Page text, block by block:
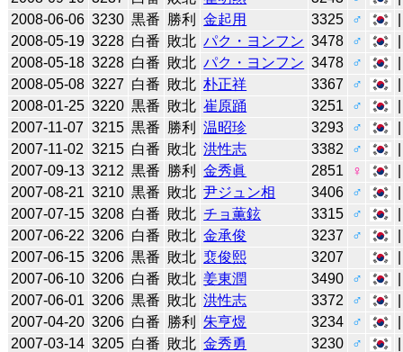
2008-06-06 3230 黒番 勝利 金起用 3325 ♂
2008-05-19 3228 白番 敗北 パク・ヨンフン 3478 ♂
2008-05-18 3228 白番 敗北 パク・ヨンフン 3478 ♂
2008-05-08 3227 白番 敗北 朴正祥 3367 ♂
2008-01-25 3220 黒番 敗北 崔原踊 3251 ♂
2007-11-07 3215 黒番 勝利 温昭珍 3293 ♂
2007-11-02 3215 白番 敗北 洪性志 3382 ♂
2007-09-13 3212 黒番 勝利 金秀眞 2851 ♀
2007-08-21 3210 黒番 敗北 尹ジュン相 3406 ♂
2007-07-15 3208 白番 敗北 チョ薫鉉 3315 ♂
2007-06-22 3206 白番 敗北 金承俊 3237 ♂
2007-06-15 3206 黒番 敗北 裵俊熙 3207
2007-06-10 3206 白番 敗北 姜東潤 3490 ♂
2007-06-01 3206 黒番 敗北 洪性志 3372 ♂
2007-04-20 3206 白番 勝利 朱亨煜 3234 ♂
2007-03-14 3205 白番 敗北 金秀勇 3230 ♂